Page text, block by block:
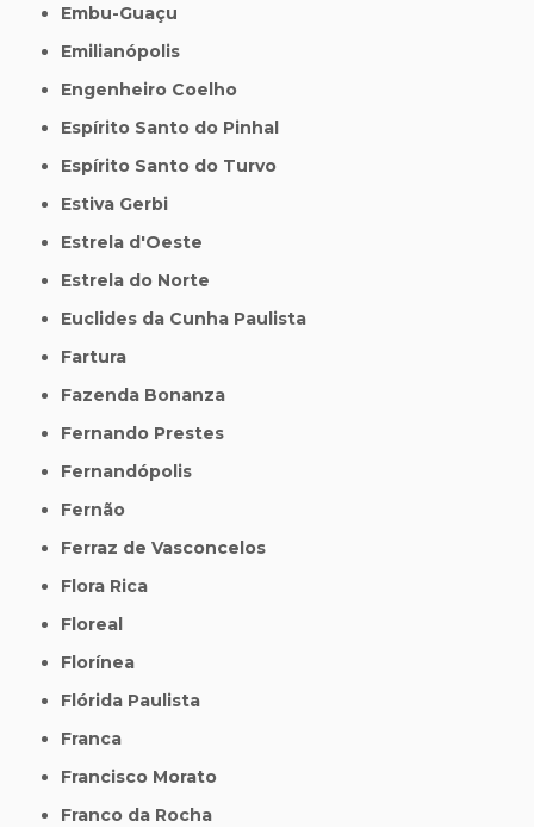
Embu-Guaçu
Emilianópolis
Engenheiro Coelho
Espírito Santo do Pinhal
Espírito Santo do Turvo
Estiva Gerbi
Estrela d'Oeste
Estrela do Norte
Euclides da Cunha Paulista
Fartura
Fazenda Bonanza
Fernando Prestes
Fernandópolis
Fernão
Ferraz de Vasconcelos
Flora Rica
Floreal
Florínea
Flórida Paulista
Franca
Francisco Morato
Franco da Rocha